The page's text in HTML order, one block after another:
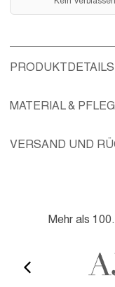
PRODUKTDETAILS
MATERIAL &
VERSAND UND
Mehr als